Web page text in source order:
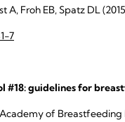
A, Froh EB, Spatz DL
7
#18: guidelines for
of